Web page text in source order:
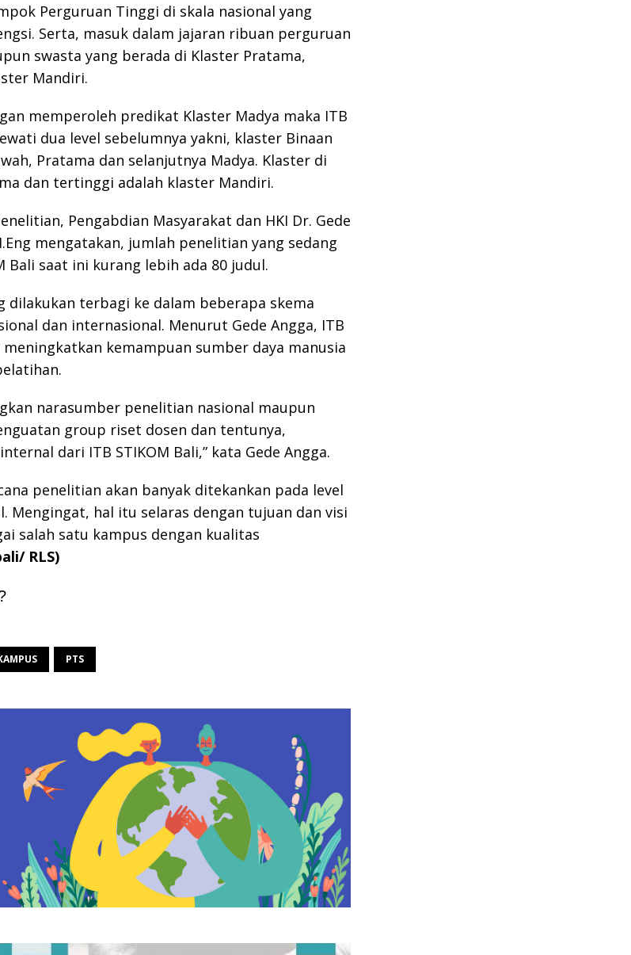
Perguruan Tinggi di skala nasional yang
Serta, masuk dalam jajaran ribuan perguruan
swasta yang berada di Klaster Pratama,
Mandiri.
memperoleh predikat Klaster Madya maka ITB
dua level sebelumnya yakni, klaster Binaan
Pratama dan selanjutnya Madya. Klaster di
dan tertinggi adalah klaster Mandiri.
Pengabdian Masyarakat dan HKI Dr. Gede
mengatakan, jumlah penelitian yang sedang
Bali saat ini kurang lebih ada 80 judul.
dilakukan terbagi ke dalam beberapa skema
dan internasional. Menurut Gede Angga, ITB
meningkatkan kemampuan sumber daya manusia
narasumber penelitian nasional maupun
group riset dosen dan tentunya,
dari ITB STIKOM Bali,” kata Gede Angga.
penelitian akan banyak ditekankan pada level
Mengingat, hal itu selaras dengan tujuan dan visi
salah satu kampus dengan kualitas
RLS)
PTS